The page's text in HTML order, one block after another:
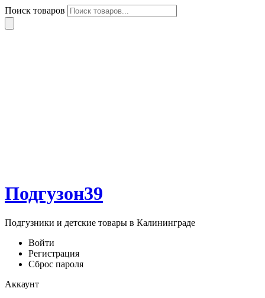
Поиск товаров
Подгузон39
Подгузники и детские товары в Калининграде
Войти
Регистрация
Сброс пароля
Аккаунт